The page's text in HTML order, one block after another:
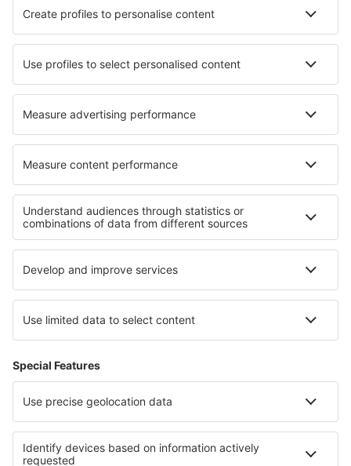
Hoteluri în Heischtergronn Hoteluri în Prospect Heights
Hoteluri în Bologna Hoteluri în Saint-Denis-de-Gastines
Cele mai bune hoteluri - regiuni
Hoteluri în Skiathos Hoteluri in Kos
Hoteluri în Pelopones de Vest Hoteluri in Lefkada
Hoteluri in Agistiri Hoteluri în Alpii Kitzbühel
Hoteluri în Coasta de Azur Hoteluri in Minnesota